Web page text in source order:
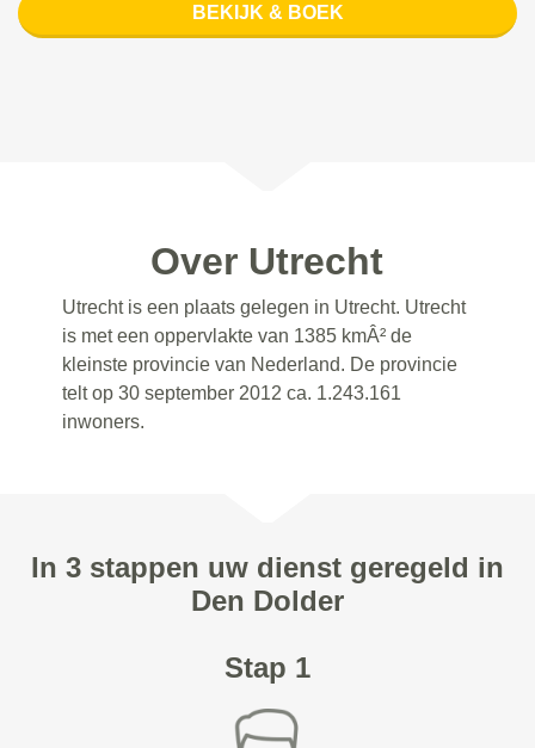
BEKIJK & BOEK
Over Utrecht
Utrecht is een plaats gelegen in Utrecht. Utrecht
is met een oppervlakte van 1385 kmÂ² de
kleinste provincie van Nederland. De provincie
telt op 30 september 2012 ca. 1.243.161
inwoners.
In 3 stappen uw dienst geregeld in
Den Dolder
Stap 1